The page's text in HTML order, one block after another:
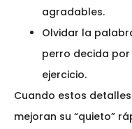
agradables.
Olvidar la
perro decida
ejercicio.
Cuando estos
mejoran su “quieto”